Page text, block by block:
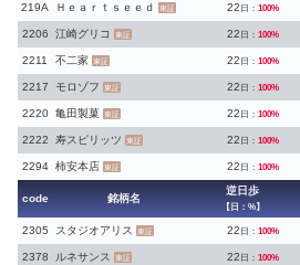
219A Ｈｅａｒｔｓｅｅｄ 東証 22 日： 100%
2206 江崎グリコ 東証 22 日： 100%
2211 不二家 東証 22 日： 100%
2217 モロゾフ 東証 22 日： 100%
2220 亀田製菓 東証 22 日： 100%
2222 寿スピリッツ 東証 22 日： 100%
2294 柿安本店 東証 22 日： 100%
code 銘柄名
逆日歩
【日：%】
2305
スタジオアリス 東証 22 日： 100%
2378 ルネサンス 東証 22 日： 100%